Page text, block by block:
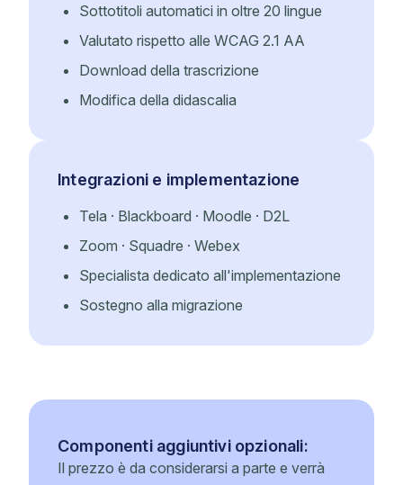
Sottotitoli automatici in oltre 20 lingue
Valutato rispetto alle WCAG 2.1 AA
Download della trascrizione
Modifica della didascalia
Integrazioni e implementazione
Tela · Blackboard · Moodle · D2L
Zoom · Squadre · Webex
Specialista dedicato all'implementazione
Sostegno alla migrazione
Componenti aggiuntivi opzionali:
Il prezzo è da considerarsi a parte e verrà